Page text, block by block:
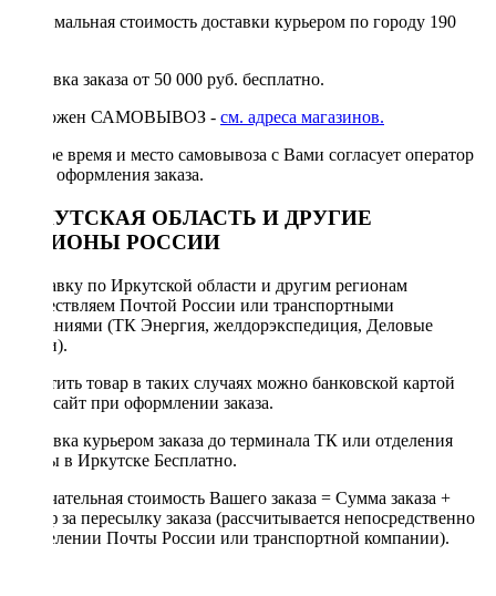
Минимальная стоимость доставки курьером по городу 190
Доставка заказа от 50 000 руб. бесплатно.
Возможен САМОВЫВОЗ - см. адреса магазинов.
Точное время и место самовывоза с Вами согласует оператор
после оформления заказа.
ИРКУТСКАЯ ОБЛАСТЬ И ДРУГИЕ
РЕГИОНЫ РОССИИ
Отправку по Иркутской области и другим регионам
осуществляем Почтой России или транспортными
компаниями (ТК Энергия, желдорэкспедиция, Деловые
линии).
Оплатить товар в таких случаях можно банковской картой
через сайт при оформлении заказа.
Доставка курьером заказа до терминала ТК или отделения
Почты в Иркутске Бесплатно.
Окончательная стоимость Вашего заказа = Сумма заказа +
Тариф за пересылку заказа (рассчитывается непосредственно
в отделении Почты России или транспортной компании).